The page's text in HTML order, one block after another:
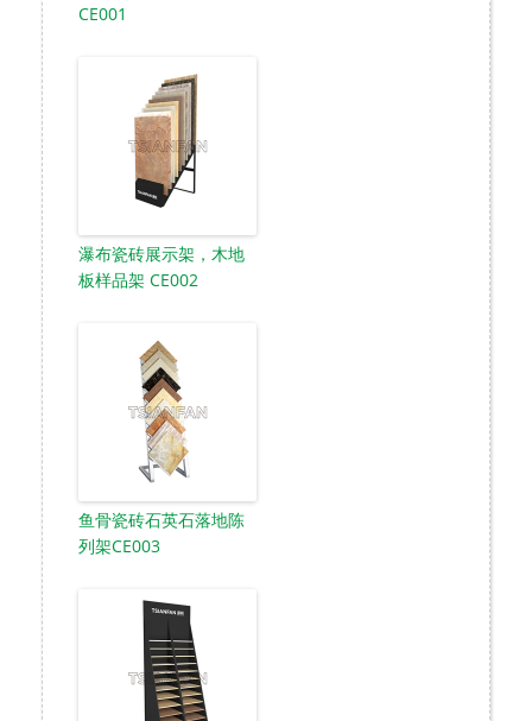
CE001
瀑布瓷砖展示架，木地
板样品架 CE002
鱼骨瓷砖石英石落地陈
列架CE003